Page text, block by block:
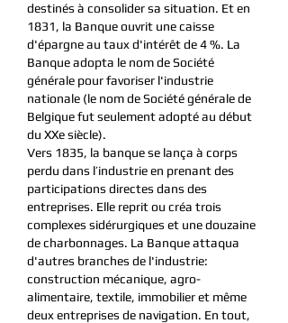
destinés à consolider sa situation. Et en
1831, la Banque ouvrit une caisse
d'épargne au taux d'intérêt de 4 %. La
Banque adopta le nom de Société
générale pour favoriser l'industrie
nationale (le nom de Société générale de
Belgique fut seulement adopté au début
du XXe siècle).
Vers 1835, la banque se lança à corps
perdu dans l’industrie en prenant des
participations directes dans des
entreprises. Elle reprit ou créa trois
complexes sidérurgiques et une douzaine
de charbonnages. La Banque attaqua
d'autres branches de l'industrie:
construction mécanique, agro-
alimentaire, textile, immobilier et même
deux entreprises de navigation. En tout,